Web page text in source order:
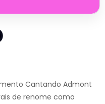
Cantando Admont
de renome como